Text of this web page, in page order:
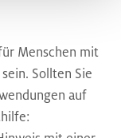
Menschen mit
Sollten Sie
auf